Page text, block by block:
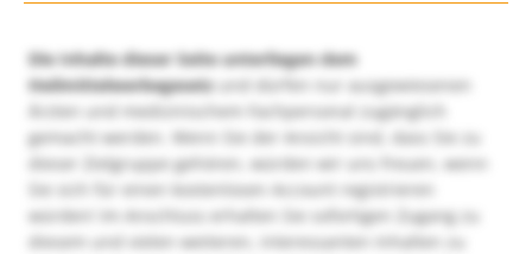
Die Inhalte dieser Seite unterliegen dem
Heilmittelwerbegesetzund dürfen nur ausgewiesenen
Ärzten und medizinischem Fachpersonal zugänglich
gemacht werden. Wenn Sie der Ansicht sind, dass Sie zu
dieser Zielgruppe gehören, würden wir uns freuen, wenn
Sie sich für einen kostenlosen Account registrieren
würden! Im Anschluss erhalten Sie sofortigen Zugang zu
diesem und vielen weiteren, interessanten Inhalten zu